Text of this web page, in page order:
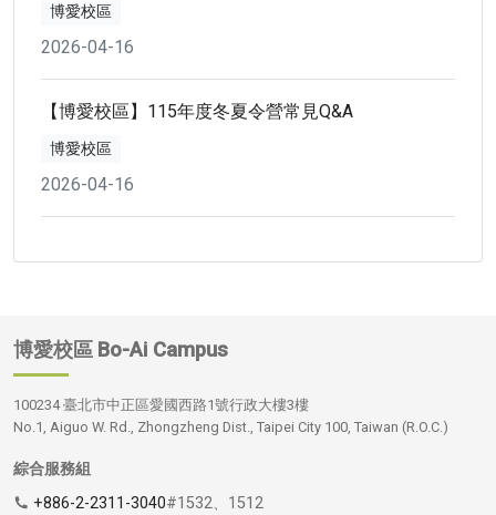
博愛校區
2026-04-16
【博愛校區】115年度冬夏令營常見Q&A
博愛校區
2026-04-16
博愛校區 Bo-Ai Campus
100234 臺北市中正區愛國西路1號行政大樓3樓
No.1, Aiguo W. Rd., Zhongzheng Dist., Taipei City 100, Taiwan (R.O.C.)
綜合服務組
+886-2-2311-3040#1532、1512